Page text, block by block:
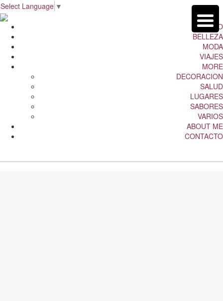
Select Language ▼
INICIO
BELLEZA
MODA
VIAJES
MORE
DECORACION
SALUD
LUGARES
SABORES
VARIOS
ABOUT ME
CONTACTO